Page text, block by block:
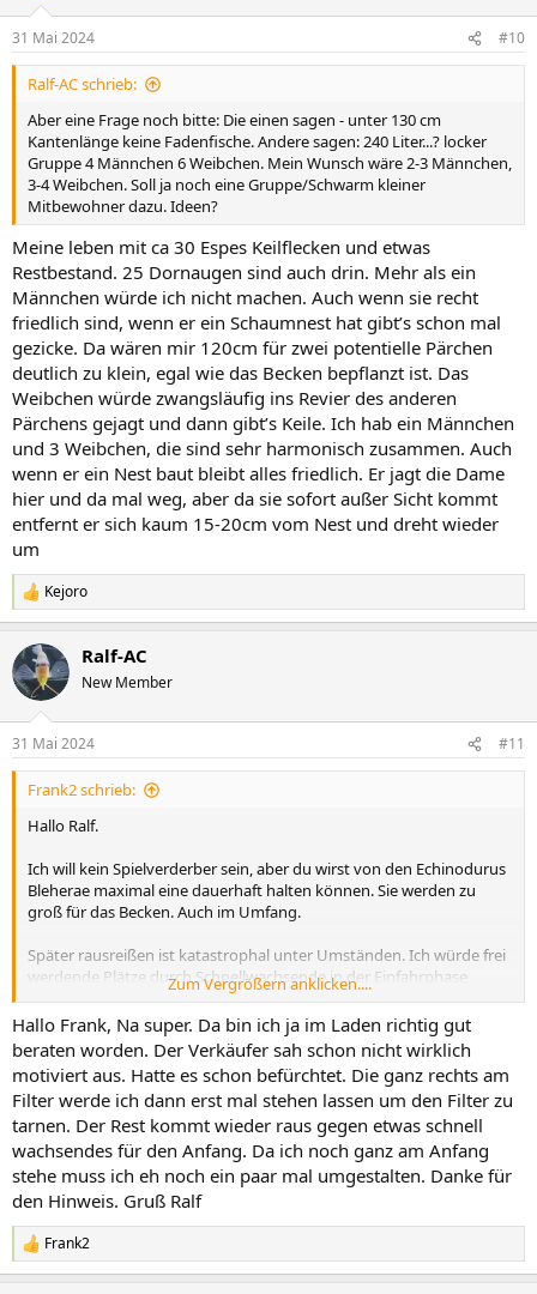
e
n
31 Mai 2024 #10
Ralf-AC schrieb:
Aber eine Frage noch bitte: Die einen sagen - unter 130 cm
Kantenlänge keine Fadenfische. Andere sagen: 240 Liter...? locker
Gruppe 4 Männchen 6 Weibchen. Mein Wunsch wäre 2-3 Männchen,
3-4 Weibchen. Soll ja noch eine Gruppe/Schwarm kleiner
Mitbewohner dazu. Ideen?
Meine leben mit ca 30 Espes Keilflecken und etwas
Restbestand. 25 Dornaugen sind auch drin. Mehr als ein
Männchen würde ich nicht machen. Auch wenn sie recht
friedlich sind, wenn er ein Schaumnest hat gibt’s schon mal
gezicke. Da wären mir 120cm für zwei potentielle Pärchen
deutlich zu klein, egal wie das Becken bepflanzt ist. Das
Weibchen würde zwangsläufig ins Revier des anderen
Pärchens gejagt und dann gibt’s Keile. Ich hab ein Männchen
und 3 Weibchen, die sind sehr harmonisch zusammen. Auch
wenn er ein Nest baut bleibt alles friedlich. Er jagt die Dame
hier und da mal weg, aber da sie sofort außer Sicht kommt
entfernt er sich kaum 15-20cm vom Nest und dreht wieder
um
R
e
k
t
i
e
n
Kejoro
Ralf-AC
New Member
31 Mai 2024 #11
Frank2 schrieb:
Hallo Ralf.
Ich will kein Spielverderber sein, aber du wirst von den Echinodurus
Bleherae maximal eine dauerhaft halten können. Sie werden zu
groß für das Becken. Auch im Umfang.
Später rausreißen ist katastrophal unter Umständen. Ich würde frei
werdende Plätze durch Schnellwachsende in der Einfahrphase
ersetzen. Ggf später noch eine weitere Echinodorus, etwas
Kompaktes.
Ich mag sie auch, aber sie müssen sich auch entfalten können.
Gruß Frank
Zum Vergrößern anklicken....
Hallo Frank, Na super. Da bin ich ja im Laden richtig gut
beraten worden. Der Verkäufer sah schon nicht wirklich
motiviert aus. Hatte es schon befürchtet. Die ganz rechts am
Filter werde ich dann erst mal stehen lassen um den Filter zu
tarnen. Der Rest kommt wieder raus gegen etwas schnell
wachsendes für den Anfang. Da ich noch ganz am Anfang
stehe muss ich eh noch ein paar mal umgestalten. Danke für
den Hinweis. Gruß Ralf
R
e
Frank2